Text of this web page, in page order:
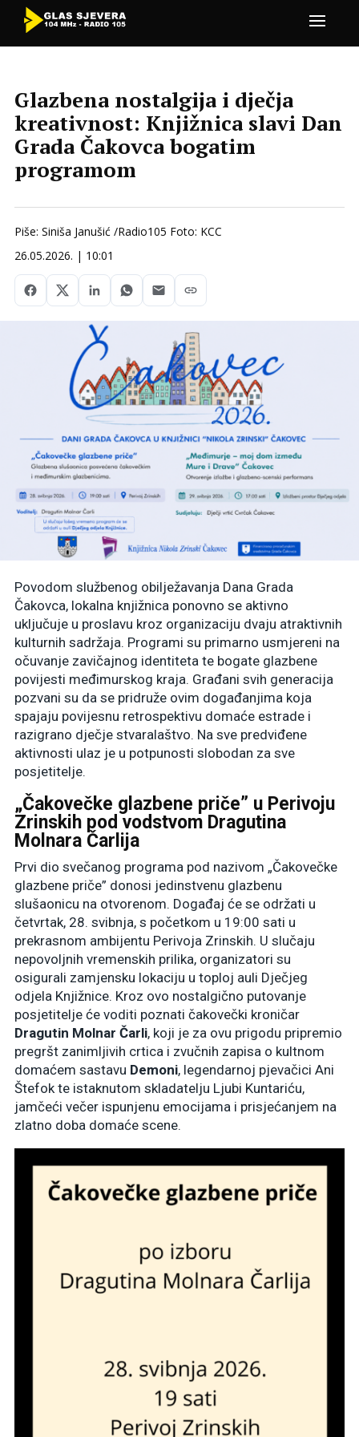
Glazbena nostalgija i dječja
kreativnost: Knjižnica slavi Dan
Grada Čakovca bogatim
programom
Piše: Siniša Janušić /Radio105 Foto: KCC
26.05.2026. | 10:01
Povodom službenog obilježavanja Dana Grada
Čakovca, lokalna knjižnica ponovno se aktivno
uključuje u proslavu kroz organizaciju dvaju atraktivnih
kulturnih sadržaja. Programi su primarno usmjereni na
očuvanje zavičajnog identiteta te bogate glazbene
povijesti međimurskog kraja. Građani svih generacija
pozvani su da se pridruže ovim događanjima koja
spajaju povijesnu retrospektivu domaće estrade i
razigrano dječje stvaralaštvo. Na sve predviđene
aktivnosti ulaz je u potpunosti slobodan za sve
posjetitelje.
„Čakovečke glazbene priče” u Perivoju
Zrinskih pod vodstvom Dragutina
Molnara Čarlija
Prvi dio svečanog programa pod nazivom „Čakovečke
glazbene priče” donosi jedinstvenu glazbenu
slušaonicu na otvorenom. Događaj će se održati u
četvrtak, 28. svibnja, s početkom u 19:00 sati u
prekrasnom ambijentu Perivoja Zrinskih. U slučaju
nepovoljnih vremenskih prilika, organizatori su
osigurali zamjensku lokaciju u toploj auli Dječjeg
odjela Knjižnice. Kroz ovo nostalgično putovanje
posjetitelje će voditi poznati čakovečki kroničar
Dragutin Molnar Čarli, koji je za ovu prigodu pripremio
pregršt zanimljivih crtica i zvučnih zapisa o kultnom
domaćem sastavu Demoni, legendarnoj pjevačici Ani
Štefok te istaknutom skladatelju Ljubi Kuntariću,
jamčeći večer ispunjenu emocijama i prisjećanjem na
zlatno doba domaće scene.